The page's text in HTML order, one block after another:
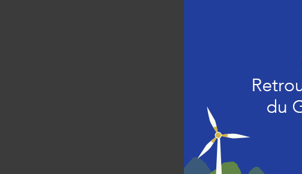
événement sur
de votre lieu
vous êtes en
Vous serez accueilli par
l’ensemble des équipes.
Le programme s'annonce
un buffet déjeunatoire
une visite guidée de la
une rétrospective en
et de nombreuses